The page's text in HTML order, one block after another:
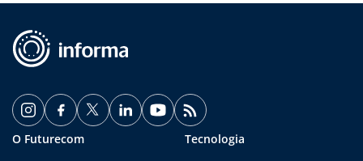
O Futurecom Tecnologia